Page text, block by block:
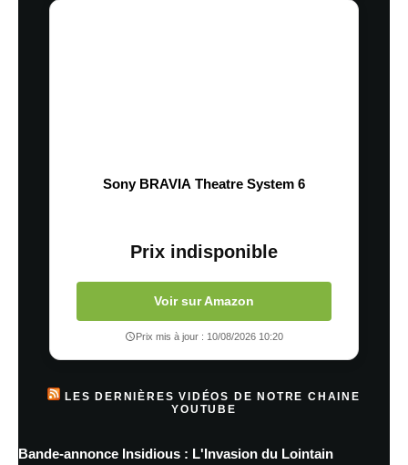
Sony BRAVIA Theatre System 6
Prix indisponible
Voir sur Amazon
Prix mis à jour : 10/08/2026 10:20
LES DERNIÈRES VIDÉOS DE NOTRE CHAINE
YOUTUBE
Bande-annonce Insidious : L'Invasion du Lointain